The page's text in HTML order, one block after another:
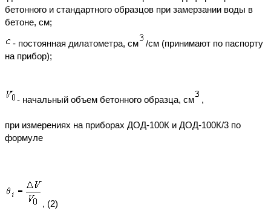
бетонного и стандартного образцов при замерзании воды в
бетоне, см;
- постоянная дилатометра, см
/см (принимают по паспорту
на прибор);
- начальный объем бетонного образца, см ,
при измерениях на приборах ДОД-100К и ДОД-100К/3 по
формуле
, (2)